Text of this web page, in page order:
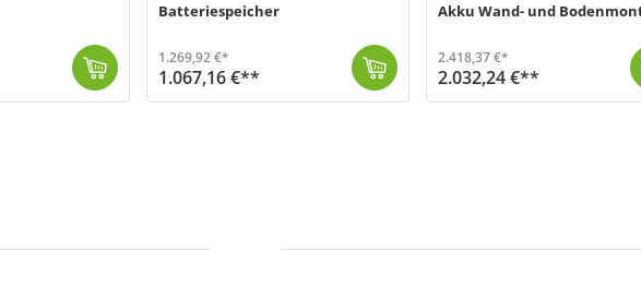
Batteriespeicher
1.269,92 €*
1.067,16 €**
Akku Wand- und
2.418,37 €*
2.032,24 €**